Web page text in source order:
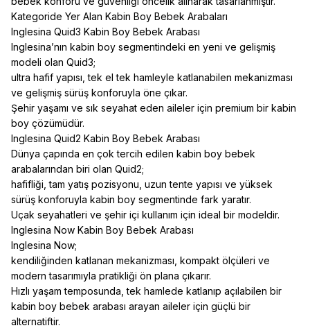
Kategoride Yer Alan Kabin Boy Bebek Arabaları
Inglesina Quid3 Kabin Boy Bebek Arabası
Inglesina’nın kabin boy segmentindeki en yeni ve gelişmiş
modeli olan Quid3;
ultra hafif yapısı, tek el tek hamleyle katlanabilen mekanizması
ve gelişmiş sürüş konforuyla öne çıkar.
Şehir yaşamı ve sık seyahat eden aileler için premium bir kabin
boy çözümüdür.
Inglesina Quid2 Kabin Boy Bebek Arabası
Dünya çapında en çok tercih edilen kabin boy bebek
arabalarından biri olan Quid2;
hafifliği, tam yatış pozisyonu, uzun tente yapısı ve yüksek
sürüş konforuyla kabin boy segmentinde fark yaratır.
Uçak seyahatleri ve şehir içi kullanım için ideal bir modeldir.
Inglesina Now Kabin Boy Bebek Arabası
Inglesina Now;
kendiliğinden katlanan mekanizması, kompakt ölçüleri ve
modern tasarımıyla pratikliği ön plana çıkarır.
Hızlı yaşam temposunda, tek hamlede katlanıp açılabilen bir
kabin boy bebek arabası arayan aileler için güçlü bir
alternatiftir.